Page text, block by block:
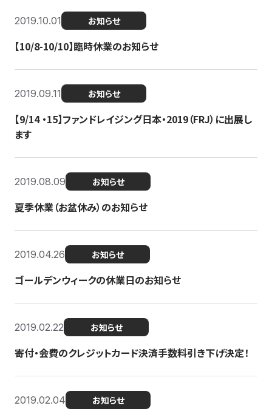
2019.10.01 お知らせ
【10/8-10/10】臨時休業のお知らせ
2019.09.11 お知らせ
【9/14 ・15】ファンドレイジング日本・2019（FRJ）に出展し
ます
2019.08.09 お知らせ
夏季休業（お盆休み）のお知らせ
2019.04.26 お知らせ
ゴールデンウィークの休業日のお知らせ
2019.02.22 お知らせ
寄付・会費のクレジットカード決済手数料引き下げ決定！
2019.02.04 お知らせ